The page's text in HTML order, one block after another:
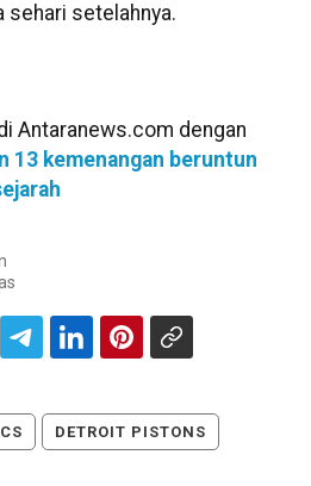
sehari setelahnya.
Antaranews.com dengan
13 kemenangan beruntun
DETROIT PISTONS